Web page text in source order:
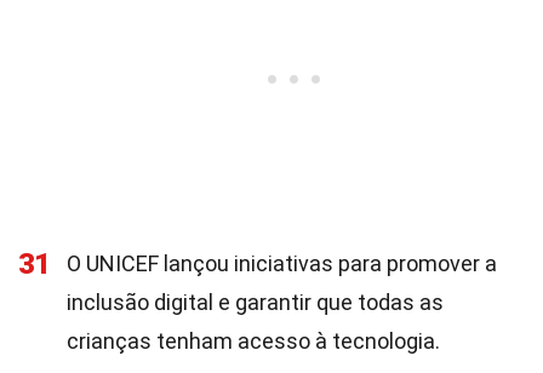
31
O UNICEF lançou iniciativas para promover a
inclusão digital e garantir que todas as
crianças tenham acesso à tecnologia.